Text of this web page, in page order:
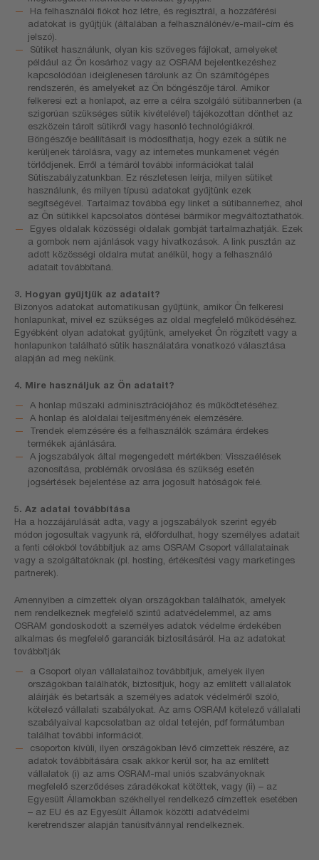
Ha felhasználói fiókot hoz létre, és regisztrál, a hozzáférési
adatokat is gyűjtjük (általában a felhasználónév/e-mail-cím és
jelszó).
Sütiket használunk, olyan kis szöveges fájlokat, amelyeket
például az Ön kosárhoz vagy az OSRAM bejelentkezéshez
kapcsolódóan ideiglenesen tárolunk az Ön számítógépes
rendszerén, és amelyeket az Ön böngészője tárol. Amikor
felkeresi ezt a honlapot, az erre a célra szolgáló sütibannerben (a
szigorúan szükséges sütik kivételével) tájékozottan dönthet az
eszközein tárolt sütikről vagy hasonló technológiákról.
Böngészője beállításait is módosíthatja, hogy ezek a sütik ne
kerüljenek tárolásra, vagy az internetes munkamenet végén
törlődjenek. Erről a témáról további információkat talál
Sütiszabályzatunkban. Ez részletesen leírja, milyen sütiket
használunk, és milyen típusú adatokat gyűjtünk ezek
segítségével. Tartalmaz továbbá egy linket a sütibannerhez, ahol
az Ön sütikkel kapcsolatos döntései bármikor megváltoztathatók.
Egyes oldalak közösségi oldalak gombját tartalmazhatják. Ezek
a gombok nem ajánlások vagy hivatkozások. A link pusztán az
adott közösségi oldalra mutat anélkül, hogy a felhasználó
adatait továbbítaná.
3. Hogyan gyűjtjük az adatait?
Bizonyos adatokat automatikusan gyűjtünk, amikor Ön felkeresi
honlapunkat, mivel ez szükséges az oldal megfelelő működéséhez.
Egyébként olyan adatokat gyűjtünk, amelyeket Ön rögzített vagy a
honlapunkon található sütik használatára vonatkozó választása
alapján ad meg nekünk.
4. Mire használjuk az Ön adatait?
A honlap műszaki adminisztrációjához és működtetéséhez.
A honlap és aloldalai teljesítményének elemzésére.
Trendek elemzésére és a felhasználók számára érdekes
termékek ajánlására.
A jogszabályok által megengedett mértékben: Visszaélések
azonosítása, problémák orvoslása és szükség esetén
jogsértések bejelentése az arra jogosult hatóságok felé.
5. Az adatai továbbítása
Ha a hozzájárulását adta, vagy a jogszabályok szerint egyéb
módon jogosultak vagyunk rá, előfordulhat, hogy személyes adatait
a fenti célokból továbbítjuk az ams OSRAM Csoport vállalatainak
vagy a szolgáltatóknak (pl. hosting, értékesítési vagy marketinges
partnerek).
Amennyiben a címzettek olyan országokban találhatók, amelyek
nem rendelkeznek megfelelő szintű adatvédelemmel, az ams
OSRAM gondoskodott a személyes adatok védelme érdekében
alkalmas és megfelelő garanciák biztosításáról. Ha az adatokat
továbbítják
a Csoport olyan vállalataihoz továbbítjuk, amelyek ilyen
országokban találhatók, biztosítjuk, hogy az említett vállalatok
aláírják és betartsák a személyes adatok védelméről szóló,
kötelező vállalati szabályokat. Az ams OSRAM kötelező vállalati
szabályaival kapcsolatban az oldal tetején, pdf formátumban
találhat további információt.
csoporton kívüli, ilyen országokban lévő címzettek részére, az
adatok továbbítására csak akkor kerül sor, ha az említett
vállalatok (i) az ams OSRAM-mal uniós szabványoknak
megfelelő szerződéses záradékokat kötöttek, vagy (ii) – az
Egyesült Államokban székhellyel rendelkező címzettek esetében
– az EU és az Egyesült Államok közötti adatvédelmi
keretrendszer alapján tanúsítvánnyal rendelkeznek.